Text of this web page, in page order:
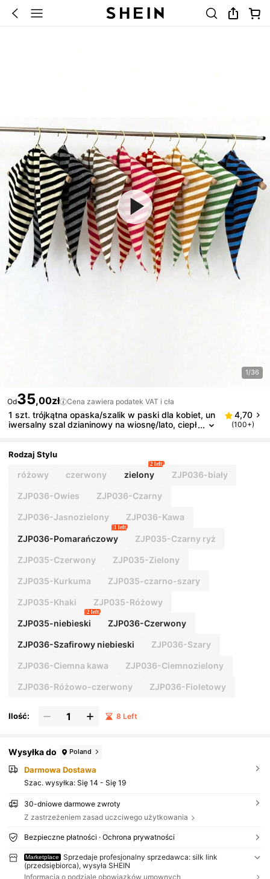
1/36
Od35,00zł Cena zawiera podatek VAT i cła
1 szt. trójkątna opaska/szalik w paski dla kobiet, un
iwersalny szal dzianinowy na wiosnę/lato, ciepł
4,70
(100+)
Rodzaj Stylu
różowy czerwony zielony
2 left
ZJP036-biały
ZJP036-Owies ZJP036-Czarny
ZJP036-Jasnozielony ZJP036-Kawa
ZJP036-Pomarańczowy
1 left
ZJP035-Czarny ryż
ZJP035-Czerwony ZJP035-Zielony
ZJP035-Kurkuma ZJP035-czarno-szary
ZJP035-Khaki ZJP035-Różowy
ZJP035-niebieski
2 left
ZJP036-Czerwony
ZJP036-Szafirowy niebieski ZJP036-Szary
ZJP036-Ciemna kawa ZJP036-Ciemnozielony
ZJP036-Różowo-czerwony ZJP036-Fioletowy
Ilość: 8 Left
Wysyłka do Poland
Darmowa Dostawa
Szac. wysyłka: Się 14 - Się 19
30-dniowe darmowe zwroty
Z zastrzeżeniem zasad uczciwego użytkowania
Bezpieczne płatności · Ochrona prywatności
Marketplace
Sprzedaje profesjonalny sprzedawca: silk link
(przedsiębiorca), wysyła SHEIN
Informacja o podziale obowiązków umownych